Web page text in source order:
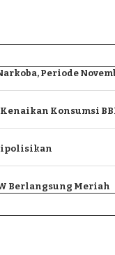
Periode
Konsumsi
Berlangsung Meriah